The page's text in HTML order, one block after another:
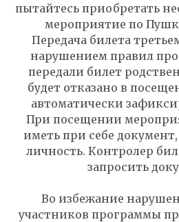
пытайтесь приобретать
мероприятие по
Передача билета
нарушением правил
передали билет
будет отказано в
автоматически
При посещении
иметь при себе
личность. Контролер
запросить
Во избежание
участников программы